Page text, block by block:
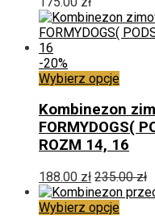
Opcje
można
wybrać
stronie
-20%
Wybierz opcjeTen
ma
wiele
Opcje
można
wybrać
na
stronie
Kombinezon
FORMYDOGS(
ROZM 14, 16
188.00 zł 235.00zł
Wybierz opcjeTen